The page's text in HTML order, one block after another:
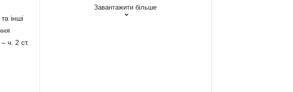
інші
ч. 2 ст.
Завантажити більше